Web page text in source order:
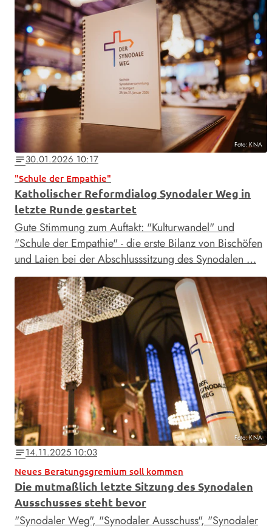
Foto: KNA
notes30.01.2026 10:17
"Schule der Empathie"
Katholischer Reformdialog Synodaler Weg in
letzte Runde gestartet
Gute Stimmung zum Auftakt: "Kulturwandel" und
"Schule der Empathie" - die erste Bilanz von Bischöfen
und Laien bei der Abschlusssitzung des Synodalen …
Foto: KNA
notes14.11.2025 10:03
Neues Beratungsgremium soll kommen
Die mutmaßlich letzte Sitzung des Synodalen
Ausschusses steht bevor
"Synodaler Weg", "Synodaler Ausschuss", "Synodaler